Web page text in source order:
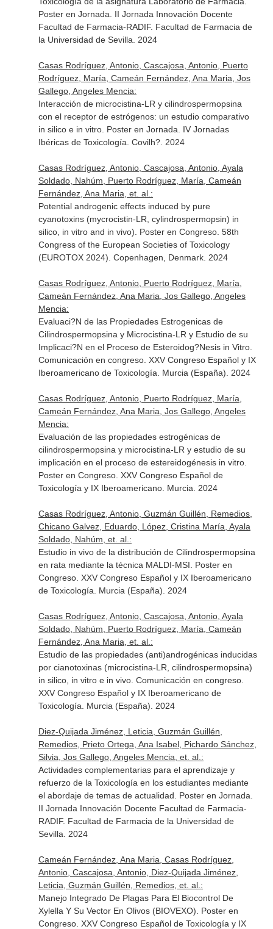
Poster en Jornada. II Jornada Innovación Docente
Facultad de Farmacia-RADIF. Facultad de Farmacia de
la Universidad de Sevilla. 2024
Casas Rodríguez, Antonio, Cascajosa, Antonio, Puerto
Rodríguez, María, Cameán Fernández, Ana Maria, Jos
Gallego, Angeles Mencia:
Interacción de microcistina-LR y cilindrospermopsina
con el receptor de estrógenos: un estudio comparativo
in silico e in vitro. Poster en Jornada. IV Jornadas
Ibéricas de Toxicología. Covilh?. 2024
Casas Rodríguez, Antonio, Cascajosa, Antonio, Ayala
Soldado, Nahúm, Puerto Rodríguez, María, Cameán
Fernández, Ana Maria, et. al.:
Potential androgenic effects induced by pure
cyanotoxins (mycrocistin-LR, cylindrospermopsin) in
silico, in vitro and in vivo). Poster en Congreso. 58th
Congress of the European Societies of Toxicology
(EUROTOX 2024). Copenhagen, Denmark. 2024
Casas Rodríguez, Antonio, Puerto Rodríguez, María,
Cameán Fernández, Ana Maria, Jos Gallego, Angeles
Mencia:
Evaluaci?N de las Propiedades Estrogenicas de
Cilindrospermopsina y Microcistina-LR y Estudio de su
Implicaci?N en el Proceso de Esteroidog?Nesis in Vitro.
Comunicación en congreso. XXV Congreso Español y IX
Iberoamericano de Toxicología. Murcia (España). 2024
Casas Rodríguez, Antonio, Puerto Rodríguez, María,
Cameán Fernández, Ana Maria, Jos Gallego, Angeles
Mencia:
Evaluación de las propiedades estrogénicas de
cilindrospermopsina y microcistina-LR y estudio de su
implicación en el proceso de estereidogénesis in vitro.
Poster en Congreso. XXV Congreso Español de
Toxicología y IX Iberoamericano. Murcia. 2024
Casas Rodríguez, Antonio, Guzmán Guillén, Remedios,
Chicano Galvez, Eduardo, López, Cristina María, Ayala
Soldado, Nahúm, et. al.:
Estudio in vivo de la distribución de Cilindrospermopsina
en rata mediante la técnica MALDI-MSI. Poster en
Congreso. XXV Congreso Español y IX Iberoamericano
de Toxicología. Murcia (España). 2024
Casas Rodríguez, Antonio, Cascajosa, Antonio, Ayala
Soldado, Nahúm, Puerto Rodríguez, María, Cameán
Fernández, Ana Maria, et. al.:
Estudio de las propiedades (anti)androgénicas inducidas
por cianotoxinas (microcistina-LR, cilindrospermopsina)
in silico, in vitro e in vivo. Comunicación en congreso.
XXV Congreso Español y IX Iberoamericano de
Toxicología. Murcia (España). 2024
Diez-Quijada Jiménez, Leticia, Guzmán Guillén,
Remedios, Prieto Ortega, Ana Isabel, Pichardo Sánchez,
Silvia, Jos Gallego, Angeles Mencia, et. al.:
Actividades complementarias para el aprendizaje y
refuerzo de la Toxicología en los estudiantes mediante
el abordaje de temas de actualidad. Poster en Jornada.
II Jornada Innovación Docente Facultad de Farmacia-
RADIF. Facultad de Farmacia de la Universidad de
Sevilla. 2024
Cameán Fernández, Ana Maria, Casas Rodríguez,
Antonio, Cascajosa, Antonio, Diez-Quijada Jiménez,
Leticia, Guzmán Guillén, Remedios, et. al.:
Manejo Integrado De Plagas Para El Biocontrol De
Xylella Y Su Vector En Olivos (BIOVEXO). Poster en
Congreso. XXV Congreso Español de Toxicología y IX